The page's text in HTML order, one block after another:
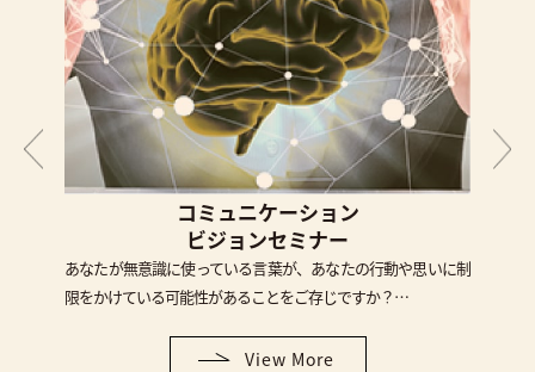
コミュニケーション
ビジョンセミナー
あなたが無意識に使っている言葉が、あなたの行動や思いに制
限をかけている可能性があることをご存じですか？…
View More